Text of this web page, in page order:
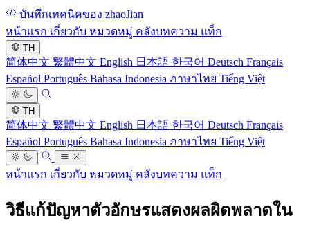
บันทึกเทคนิคของ zhaoJian
หน้าแรก เกี่ยวกับ หมวดหมู่ คลังบทความ แท็ก
TH
简体中文 繁體中文 English 日本語 한국어 Deutsch Français
Español Português Bahasa Indonesia ภาษาไทย Tiếng Việt
TH
简体中文 繁體中文 English 日本語 한국어 Deutsch Français
Español Português Bahasa Indonesia ภาษาไทย Tiếng Việt
หน้าแรก เกี่ยวกับ หมวดหมู่ คลังบทความ แท็ก
วิธีแก้ปัญหาตัวอักษรแสดงผลผิดพลาดใน